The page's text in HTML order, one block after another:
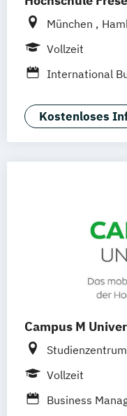
München
Berlin
Braunschweig
Vollzeit
International
Tourismus-
Kostenloses
Campus M
Studienzentrum
Vollzeit
Business